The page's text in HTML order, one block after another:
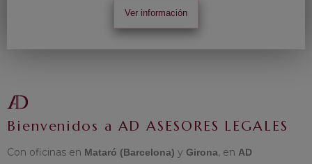
Ver información
Bienvenidos a AD ASESORES LEGALES
Con oficinas en Mataró (Barcelona) y Girona, en AD